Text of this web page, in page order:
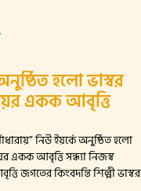
হলো ভাস্বর
একক আবৃত্তি
নিউ ইয়র্কে অনুষ্ঠিত হলো
একক আবৃত্তি সন্ধ্যা নিজস্ব
জগতের কিংবদন্তি শিল্পী ভাস্বর